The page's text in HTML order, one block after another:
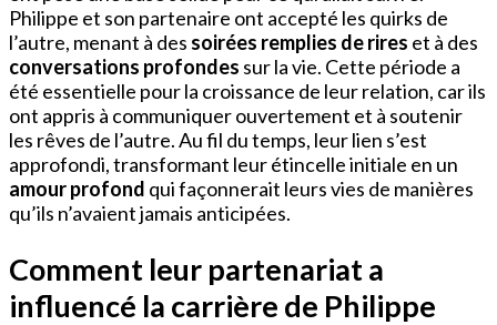
Philippe et son partenaire ont accepté les quirks de
l’autre, menant à des soirées remplies de rires et à des
conversations profondes sur la vie. Cette période a
été essentielle pour la croissance de leur relation, car ils
ont appris à communiquer ouvertement et à soutenir
les rêves de l’autre. Au fil du temps, leur lien s’est
approfondi, transformant leur étincelle initiale en un
amour profond qui façonnerait leurs vies de manières
qu’ils n’avaient jamais anticipées.
Comment leur partenariat a
influencé la carrière de Philippe